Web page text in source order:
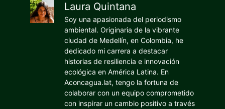
Laura Quintana
Soy una apasionada del periodismo
ambiental. Originaria de la vibrante
ciudad de Medellín, en Colombia, he
dedicado mi carrera a destacar
historias de resiliencia e innovación
ecológica en América Latina. En
Aconcagua.lat, tengo la fortuna de
colaborar con un equipo comprometido
con inspirar un cambio positivo a través